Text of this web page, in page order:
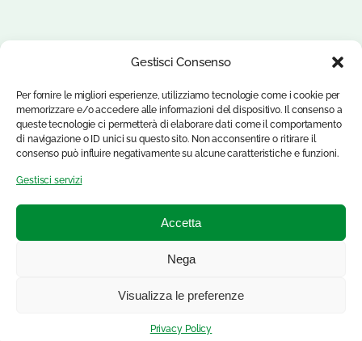
Gestisci Consenso
Per fornire le migliori esperienze, utilizziamo tecnologie come i cookie per
memorizzare e/o accedere alle informazioni del dispositivo. Il consenso a
queste tecnologie ci permetterà di elaborare dati come il comportamento
di navigazione o ID unici su questo sito. Non acconsentire o ritirare il
consenso può influire negativamente su alcune caratteristiche e funzioni.
Gestisci servizi
Accetta
Nega
Visualizza le preferenze
Privacy Policy